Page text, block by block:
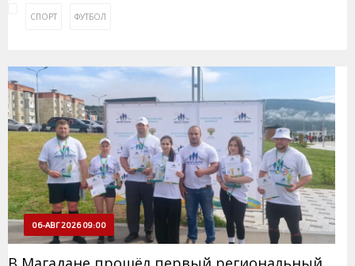
СПОРТ ФУТБОЛ
06-АВГ 2026 09:00